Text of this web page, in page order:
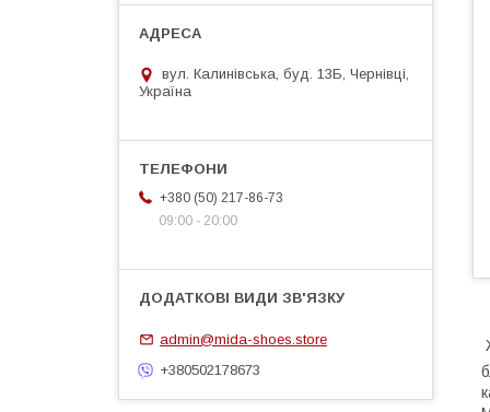
вул. Калинівська, буд. 13Б, Чернівці,
Україна
+380 (50) 217-86-73
09:00 - 20:00
admin@mida-shoes.store
+380502178673